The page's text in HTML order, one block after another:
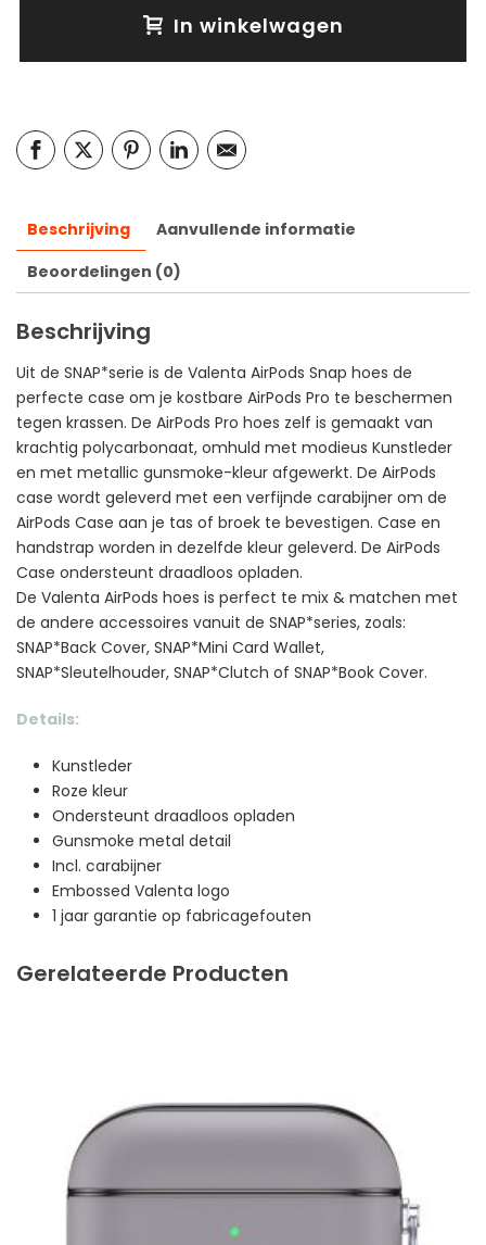
In winkelwagen
Beschrijving
Aanvullende informatie
Beoordelingen (0)
Beschrijving
Uit de SNAP*serie is de Valenta AirPods Snap hoes de
perfecte case om je kostbare AirPods Pro te beschermen
tegen krassen. De AirPods Pro hoes zelf is gemaakt van
krachtig polycarbonaat, omhuld met modieus Kunstleder
en met metallic gunsmoke-kleur afgewerkt. De AirPods
case wordt geleverd met een verfijnde carabijner om de
AirPods Case aan je tas of broek te bevestigen. Case en
handstrap worden in dezelfde kleur geleverd. De AirPods
Case ondersteunt draadloos opladen.
De Valenta AirPods hoes is perfect te mix & matchen met
de andere accessoires vanuit de SNAP*series, zoals:
SNAP*Back Cover, SNAP*Mini Card Wallet,
SNAP*Sleutelhouder, SNAP*Clutch of SNAP*Book Cover.
Details:
Kunstleder
Roze kleur
Ondersteunt draadloos opladen
Gunsmoke metal detail
Incl. carabijner
Embossed Valenta logo
1 jaar garantie op fabricagefouten
Gerelateerde Producten